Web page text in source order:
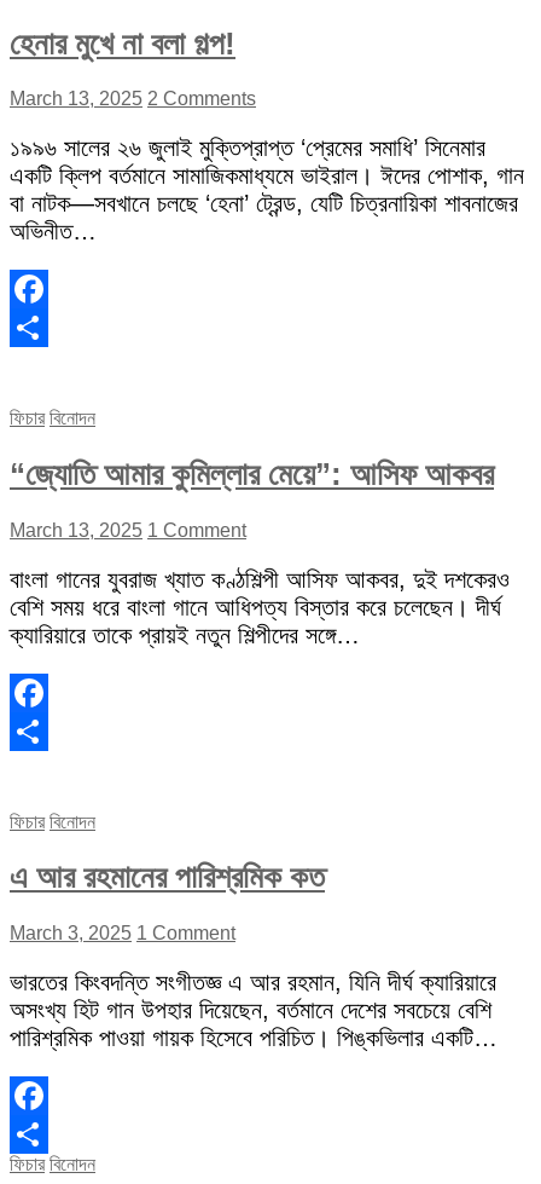
হেনার মুখে না বলা গল্প!
March 13, 2025 2 Comments
১৯৯৬ সালের ২৬ জুলাই মুক্তিপ্রাপ্ত ‘প্রেমের সমাধি’ সিনেমার
একটি ক্লিপ বর্তমানে সামাজিকমাধ্যমে ভাইরাল। ঈদের পোশাক, গান
বা নাটক—সবখানে চলছে ‘হেনা’ ট্রেন্ড, যেটি চিত্রনায়িকা শাবনাজের
অভিনীত…
Facebook
ফিচার বিনোদন
“জ্যোতি আমার কুমিল্লার মেয়ে”: আসিফ আকবর
March 13, 2025 1 Comment
বাংলা গানের যুবরাজ খ্যাত কণ্ঠশিল্পী আসিফ আকবর, দুই দশকেরও
বেশি সময় ধরে বাংলা গানে আধিপত্য বিস্তার করে চলেছেন। দীর্ঘ
ক্যারিয়ারে তাকে প্রায়ই নতুন শিল্পীদের সঙ্গে…
Facebook
ফিচার বিনোদন
এ আর রহমানের পারিশ্রমিক কত
March 3, 2025 1 Comment
ভারতের কিংবদন্তি সংগীতজ্ঞ এ আর রহমান, যিনি দীর্ঘ ক্যারিয়ারে
অসংখ্য হিট গান উপহার দিয়েছেন, বর্তমানে দেশের সবচেয়ে বেশি
পারিশ্রমিক পাওয়া গায়ক হিসেবে পরিচিত। পিঙ্কভিলার একটি…
Facebook
Share
ফিচার বিনোদন